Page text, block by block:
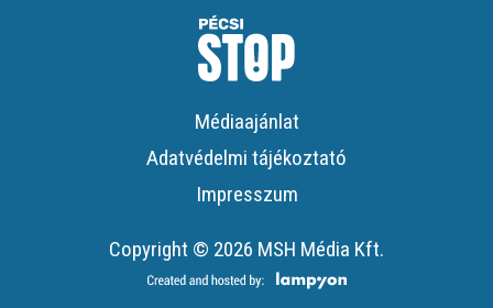
Médiaajánlat
Adatvédelmi tájékoztató
Impresszum
Copyright © 2026 MSH Média Kft.